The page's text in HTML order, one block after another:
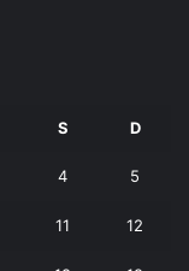
S D
4 5
11 12